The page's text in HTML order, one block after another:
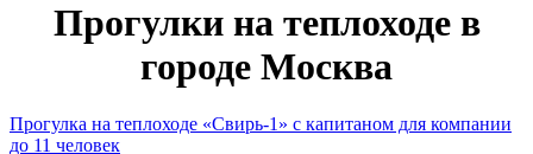
Прогулки на теплоходе в
городе Москва
Прогулка на теплоходе «Свирь-1» с капитаном для компании
до 11 человек